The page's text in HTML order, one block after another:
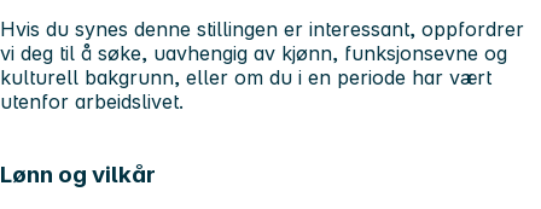
Hvis du synes denne stillingen er interessant, oppfordrer
vi deg til å søke, uavhengig av kjønn, funksjonsevne og
kulturell bakgrunn, eller om du i en periode har vært
utenfor arbeidslivet.
Lønn og vilkår